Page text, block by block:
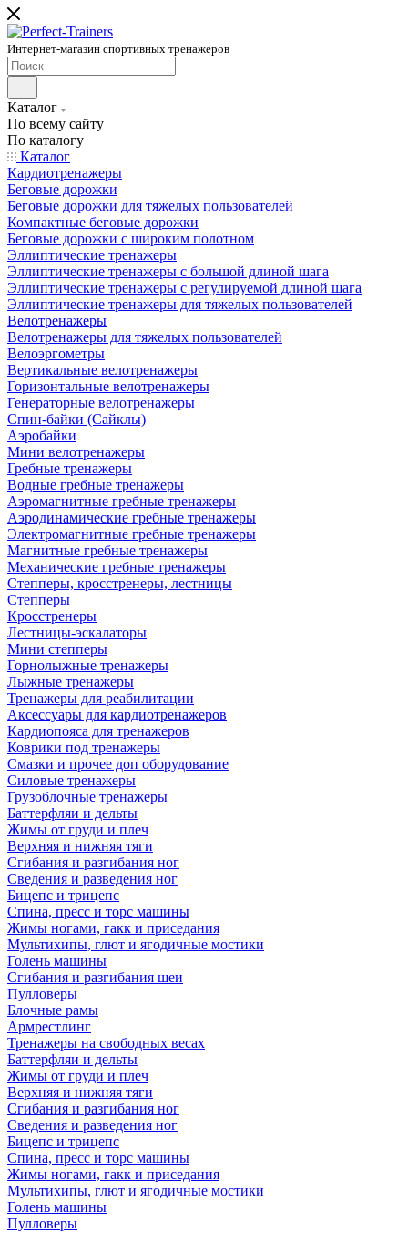
Интернет-магазин спортивных тренажеров
Каталог
По всему сайту
По каталогу
Каталог
Кардиотренажеры
Беговые дорожки
Беговые дорожки для тяжелых пользователей
Компактные беговые дорожки
Беговые дорожки с широким полотном
Эллиптические тренажеры
Эллиптические тренажеры с большой длиной шага
Эллиптические тренажеры с регулируемой длиной шага
Эллиптические тренажеры для тяжелых пользователей
Велотренажеры
Велотренажеры для тяжелых пользователей
Велоэргометры
Вертикальные велотренажеры
Горизонтальные велотренажеры
Генераторные велотренажеры
Спин-байки (Сайклы)
Аэробайки
Мини велотренажеры
Гребные тренажеры
Водные гребные тренажеры
Аэромагнитные гребные тренажеры
Аэродинамические гребные тренажеры
Электромагнитные гребные тренажеры
Магнитные гребные тренажеры
Механические гребные тренажеры
Степперы, кросстренеры, лестницы
Степперы
Кросстренеры
Лестницы-эскалаторы
Мини степперы
Горнолыжные тренажеры
Лыжные тренажеры
Тренажеры для реабилитации
Аксессуары для кардиотренажеров
Кардиопояса для тренажеров
Коврики под тренажеры
Смазки и прочее доп оборудование
Силовые тренажеры
Грузоблочные тренажеры
Баттерфляи и дельты
Жимы от груди и плеч
Верхняя и нижняя тяги
Сгибания и разгибания ног
Сведения и разведения ног
Бицепс и трицепс
Спина, пресс и торс машины
Жимы ногами, гакк и приседания
Мультихипы, глют и ягодичные мостики
Голень машины
Сгибания и разгибания шеи
Пулловеры
Блочные рамы
Армрестлинг
Тренажеры на свободных весах
Баттерфляи и дельты
Жимы от груди и плеч
Верхняя и нижняя тяги
Сгибания и разгибания ног
Сведения и разведения ног
Бицепс и трицепс
Спина, пресс и торс машины
Жимы ногами, гакк и приседания
Мультихипы, глют и ягодичные мостики
Голень машины
Пулловеры